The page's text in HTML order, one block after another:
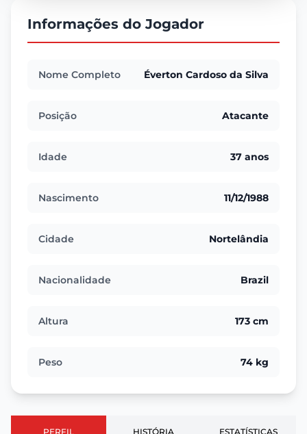
Informações do Jogador
Nome Completo Éverton Cardoso da Silva
Posição Atacante
Idade 37 anos
Nascimento 11/12/1988
Cidade Nortelândia
Nacionalidade Brazil
Altura 173 cm
Peso 74 kg
PERFIL HISTÓRIA ESTATÍSTICAS